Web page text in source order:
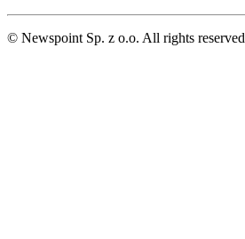
© Newspoint Sp. z o.o. All rights reserved